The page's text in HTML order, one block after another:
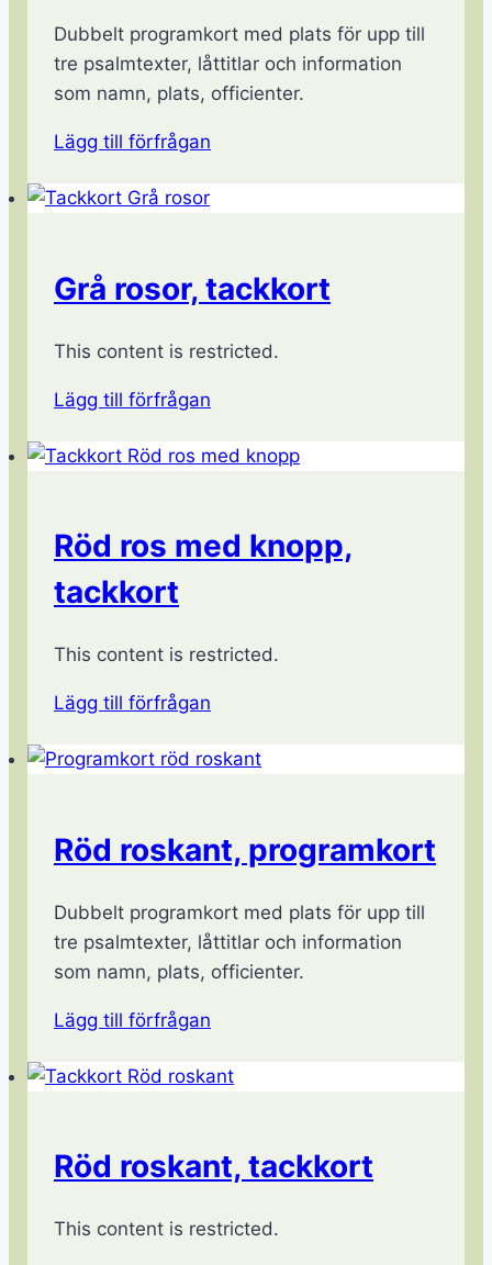
Dubbelt programkort med plats för upp till
tre psalmtexter, låttitlar och information
som namn, plats, officienter.
Lägg till förfrågan
Grå rosor, tackkort
This content is restricted.
Lägg till förfrågan
Röd ros med knopp,
tackkort
This content is restricted.
Lägg till förfrågan
Röd roskant, programkort
Dubbelt programkort med plats för upp till
tre psalmtexter, låttitlar och information
som namn, plats, officienter.
Lägg till förfrågan
Röd roskant, tackkort
This content is restricted.